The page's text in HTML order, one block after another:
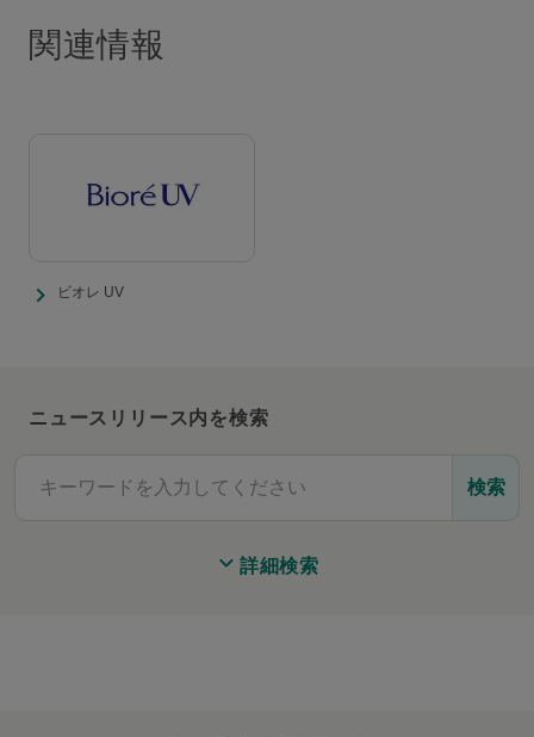
関連情報
ビオレ UV
ニュースリリース内を検索
検索
詳細検索